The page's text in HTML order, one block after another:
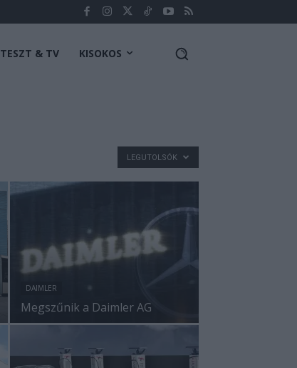
TESZT & TV KISOKOS
LEGUTOLSÓK
DAIMLER
Megszűnik a Daimler AG